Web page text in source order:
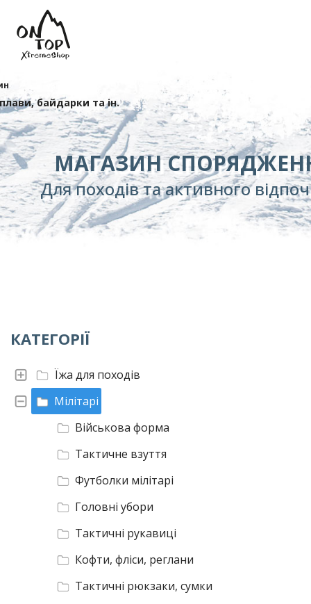
байдарки та ін.
МАГАЗИН
Для походів та активного
КАТЕГОРІЇ
Мілітарі
Військова форма
Тактичне взуття
Футболки мілітарі
Головні убори
Тактичні рукавиці
Кофти, фліси, реглани
Тактичні рюкзаки, сумки
Їжа для походів